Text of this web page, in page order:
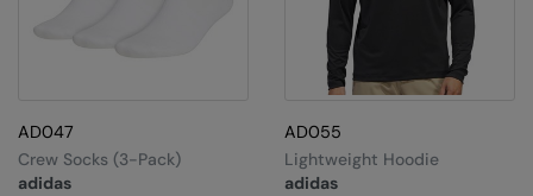
AD047
adidas
Crew Socks (3-Pack)
AD055
adidas
Lightweight Hoodie